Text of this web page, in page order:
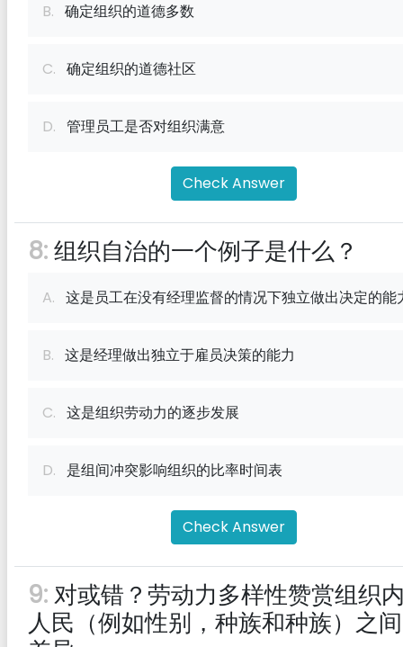
B. 确定组织的道德多数
C. 确定组织的道德社区
D. 管理员工是否对组织满意
Check Answer
8:组织自治的一个例子是什么？
A. 这是员工在没有经理监督的情况下独立做出决定的能
B. 这是经理做出独立于雇员决策的能力
C. 这是组织劳动力的逐步发展
D. 是组间冲突影响组织的比率时间表
Check Answer
9:对或错？劳动力多样性赞赏组织
人民（例如性别，种族和种族）之